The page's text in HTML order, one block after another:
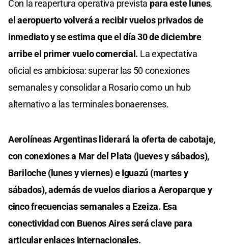
Con la reapertura operativa prevista para este lunes,
el aeropuerto volverá a recibir vuelos privados de
inmediato y se estima que el día 30 de diciembre
arribe el primer vuelo comercial. La expectativa
oficial es ambiciosa: superar las 50 conexiones
semanales y consolidar a Rosario como un hub
alternativo a las terminales bonaerenses.
Aerolíneas Argentinas liderará la oferta de cabotaje,
con conexiones a Mar del Plata (jueves y sábados),
Bariloche (lunes y viernes) e Iguazú (martes y
sábados), además de vuelos diarios a Aeroparque y
cinco frecuencias semanales a Ezeiza. Esa
conectividad con Buenos Aires será clave para
articular enlaces internacionales.